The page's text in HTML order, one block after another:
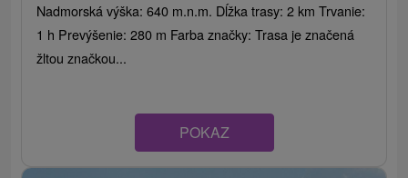
Nadmorská výška: 640 m.n.m. Dĺžka trasy: 2 km Trvanie:
1 h Prevýšenie: 280 m Farba značky: Trasa je značená
žltou značkou...
POKAZ